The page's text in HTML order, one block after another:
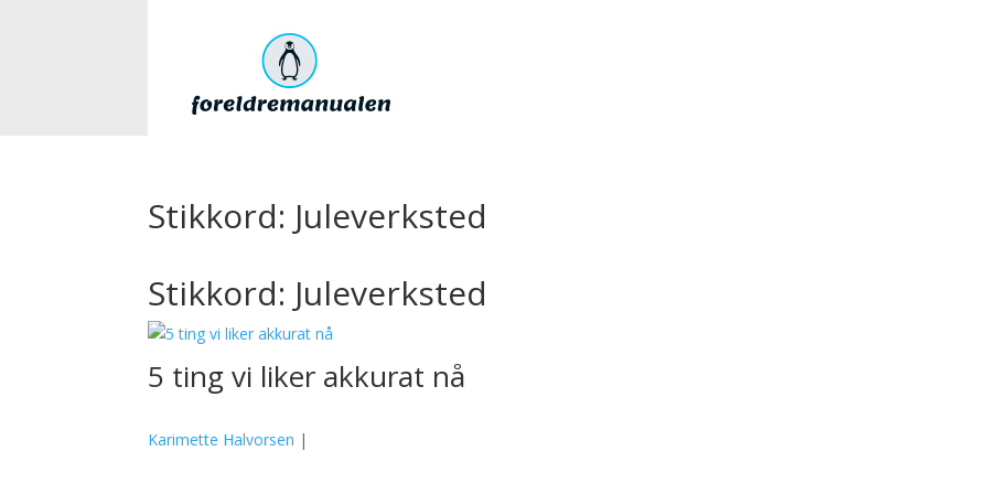
Stikkord: Juleverksted
Stikkord: Juleverksted
5 ting vi liker akkurat nå
Karimette Halvorsen |